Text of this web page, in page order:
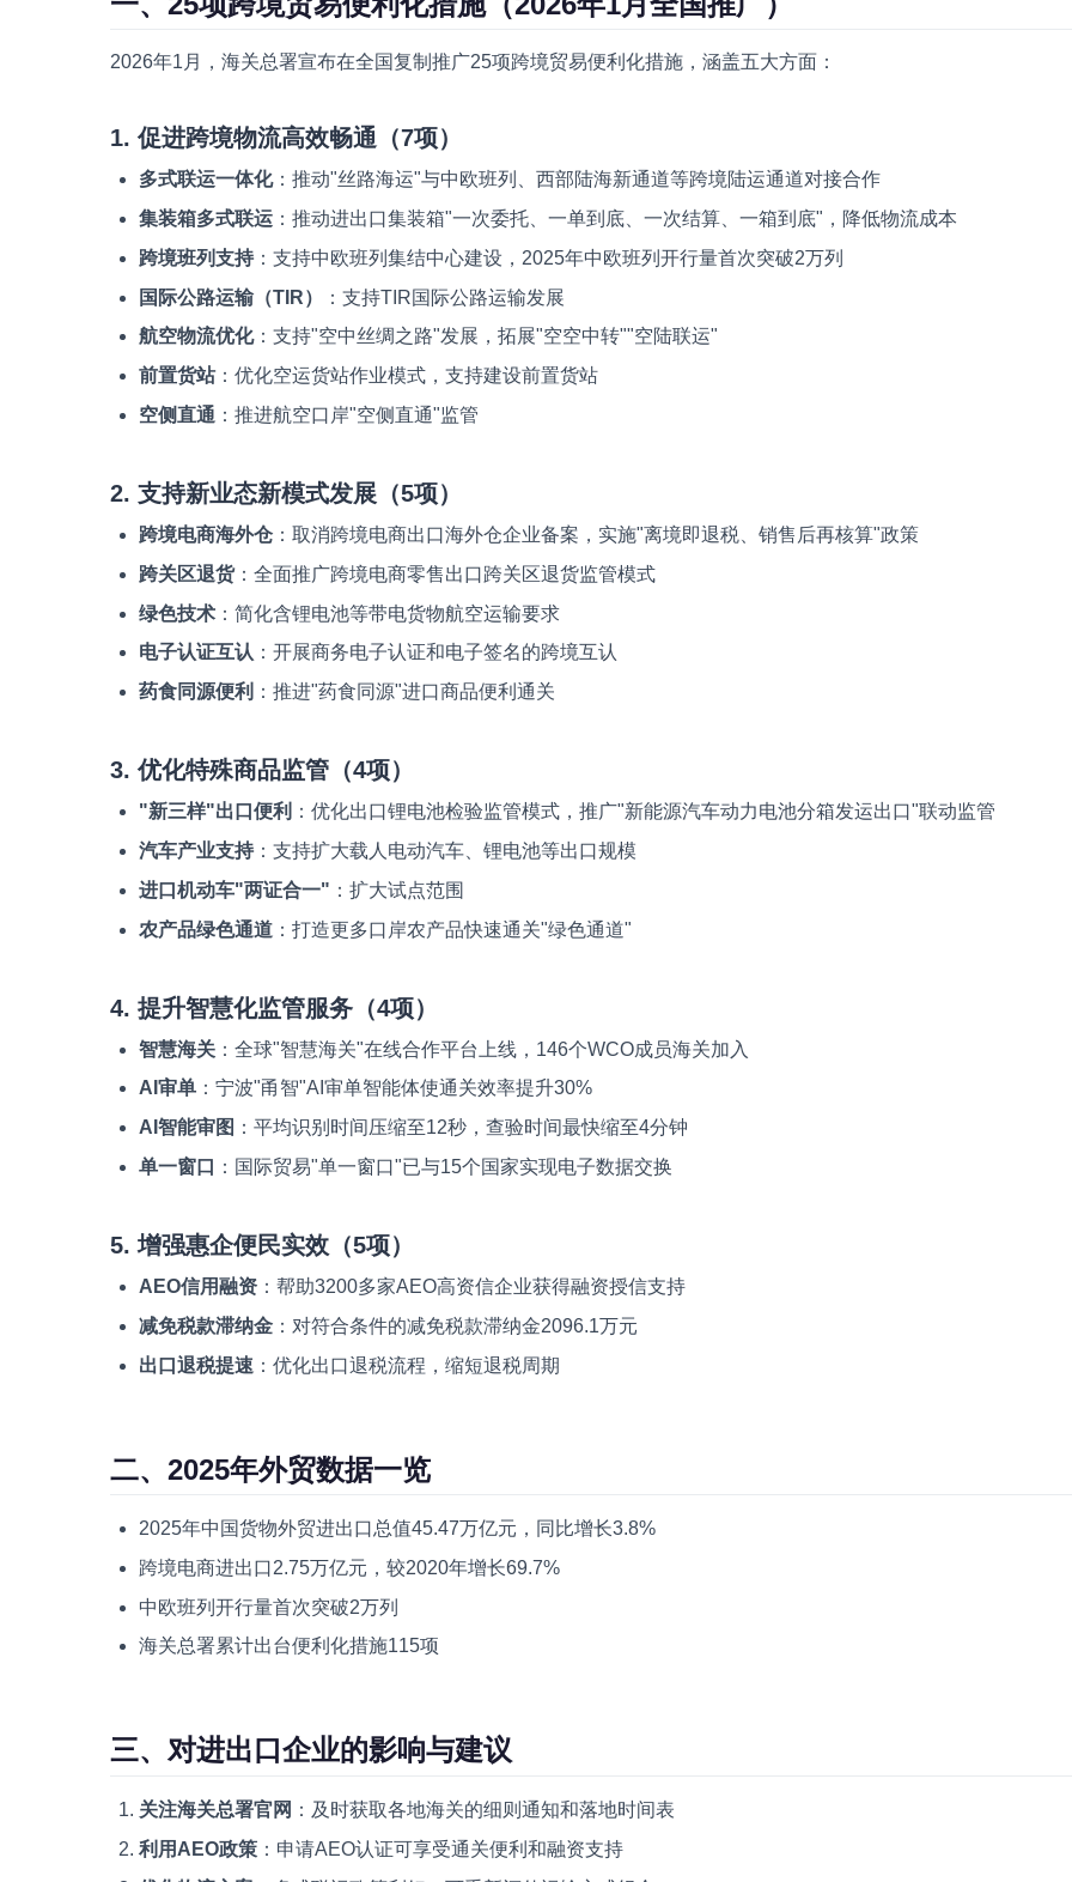
2026年1月，海关总署宣布在全国复制推广25项跨境贸易便利化措施，涵盖五大方面：
1. 促进跨境物流高效畅通（7项）
多式联运一体化：推动"丝路海运"与中欧班列、西部陆海新通道等跨境陆运通道对接合作
集装箱多式联运 ：推动进出口集装箱"一次委托、一单到底、一次结算、一箱到底"，降低物流成本
跨境班列支持：支持中欧班列集结中心建设，2025年中欧班列开行量首次突破2万列
国际公路运输（TIR）
：支持TIR国际公路运输发展
航空物流优化：支持"空中丝绸之路"发展，拓展"空空中转""空陆联运"
前置货站：优化空运货站作业模式，支持建设前置货站
空侧直通 ：推进航空口岸"空侧直通"监管
2. 支持新业态新模式发展（5项）
跨境电商海外仓 ：取消跨境电商出口海外仓企业备案，实施"离境即退税、销售后再核算"政策
跨关区退货：全面推广跨境电商零售出口跨关区退货监管模式
绿色技术 ：简化含锂电池等带电货物航空运输要求
电子认证互认 ：开展商务电子认证和电子签名的跨境互认
药食同源便利 ：推进"药食同源"进口商品便利通关
3. 优化特殊商品监管（4项）
"新三样"出口便利 ：优化出口锂电池检验监管模式，推广"新能源汽车动力电池分箱发运出口"联动监管
汽车产业支持：支持扩大载人电动汽车、锂电池等出口规模
进口机动车"两证合一" ：扩大试点范围
农产品绿色通道 ：打造更多口岸农产品快速通关"绿色通道"
4. 提升智慧化监管服务（4项）
智慧海关 ：全球"智慧海关"在线合作平台上线，146个WCO成员海关加入
AI审单 ：宁波"甬智"AI审单智能体使通关效率提升30%
AI智能审图 ：平均识别时间压缩至12秒，查验时间最快缩至4分钟
单一窗口
：国际贸易"单一窗口"已与15个国家实现电子数据交换
5. 增强惠企便民实效（5项）
AEO信用融资 ：帮助3200多家AEO高资信企业获得融资授信支持
减免税款滞纳金 ：对符合条件的减免税款滞纳金2096.1万元
出口退税提速 ：优化出口退税流程，缩短退税周期
二、2025年外贸数据一览
2025年中国货物外贸进出口总值45.47万亿元，同比增长3.8%
跨境电商进出口2.75万亿元，较2020年增长69.7%
中欧班列开行量首次突破2万列
海关总署累计出台便利化措施115项
三、对进出口企业的影响与建议
关注海关总署官网 ：及时获取各地海关的细则通知和落地时间表
利用AEO政策 ：申请AEO认证可享受通关便利和融资支持